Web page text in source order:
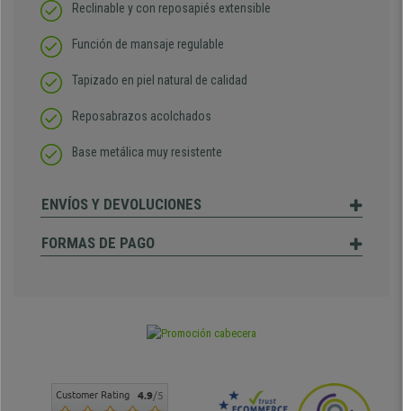
Reclinable y con reposapiés extensible
Función de mansaje regulable
Tapizado en piel natural de calidad
Reposabrazos acolchados
Base metálica muy resistente
ENVÍOS Y DEVOLUCIONES
FORMAS DE PAGO
Customer Rating 4.9/5